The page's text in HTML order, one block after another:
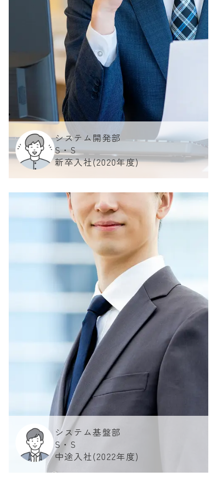
システム開発部
S・S
新卒入社(2020年度)
システム基盤部
S・S
中途入社(2022年度)